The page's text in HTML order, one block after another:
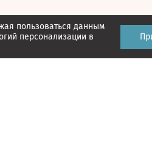
пользоваться данным
персонализации в